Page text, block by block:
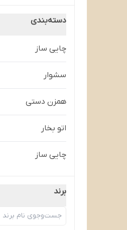
دسته‌بندی
چایی ساز
سشوار
همزن دستی
اتو بخار
چایی ساز
برند